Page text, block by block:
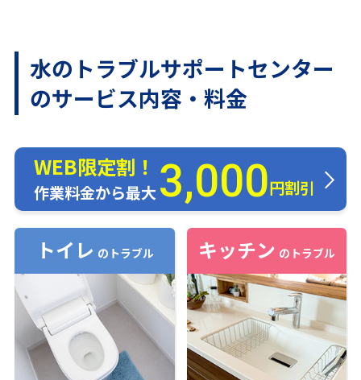
水のトラブルサポートセンター
のサービス内容・料金
WEB限定割！
作業料金から最大3,000円割引
トイレ のトラブル キッチン のトラブル